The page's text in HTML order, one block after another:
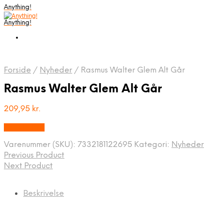
Anything!
Anything!
Forside / Nyheder / Rasmus Walter Glem Alt Går
Rasmus Walter Glem Alt Går
209,95 kr.
Varenummer (SKU): 7332181122695 Kategori: Nyheder
Previous Product
Next Product
Beskrivelse